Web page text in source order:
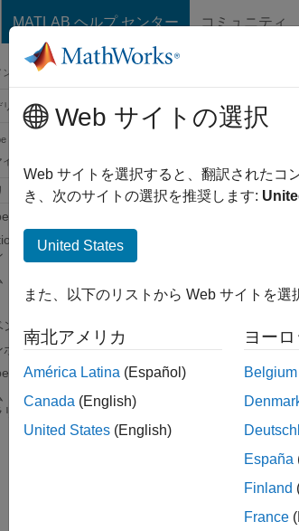
MATLAB ヘルプ センター コミュニティ
ンテーションのホーム
リング
ズ
言語入門
ドメインおよびカスタム
コンポーネント
トおよびモード チャート
ポーネント
ファイルの展開
コンポーネントとカスタム
の作成
方程式
カスタム コ
コンポーネン
間の数学的
程式の記述に
しています。
assert
delay
Web サイトの選択
Web サイトを選択すると、翻訳されたコ
き、次のサイトの選択を推奨します:
United States
また、以下のリストから Web サイトを選
南北アメリカ
América Latina (Español)
Canada (English)
United States (English)
ヨー
Belgium
España
Finland
France